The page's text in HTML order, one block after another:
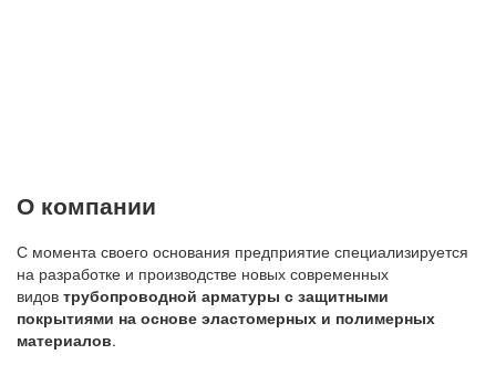
О компании
С момента своего основания предприятие специализируется
на разработке и производстве новых современных
видов трубопроводной арматуры с защитными
покрытиями на основе эластомерных и полимерных
материалов.